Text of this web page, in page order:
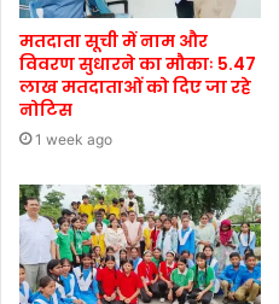
मतदाता सूची में नाम और
विवरण सुधारने का मौकाः 5.47
लाख मतदाताओं को दिए जा रहे
नोटिस
1 week ago